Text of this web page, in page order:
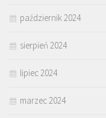
październik 2024
sierpień 2024
lipiec 2024
marzec 2024